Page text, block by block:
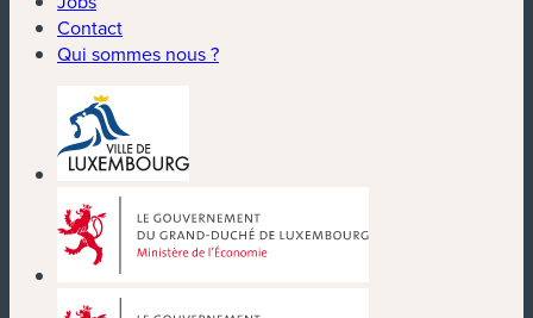
Contact
Qui sommes nous ?